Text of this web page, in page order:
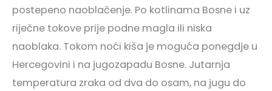
postepeno naoblačenje. Po kotlinama Bosne i uz
riječne tokove prije podne magla ili niska
naoblaka. Tokom noći kiša je moguća ponegdje u
Hercegovini i na jugozapadu Bosne. Jutarnja
temperatura zraka od dva do osam, na jugu do